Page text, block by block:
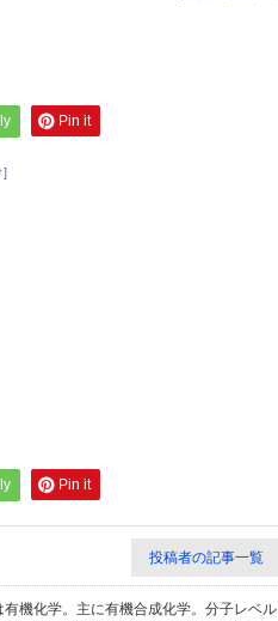
Pin it
]
Pin it
投稿者の記事一覧
機化学。主に有機合成化学。分子レベル